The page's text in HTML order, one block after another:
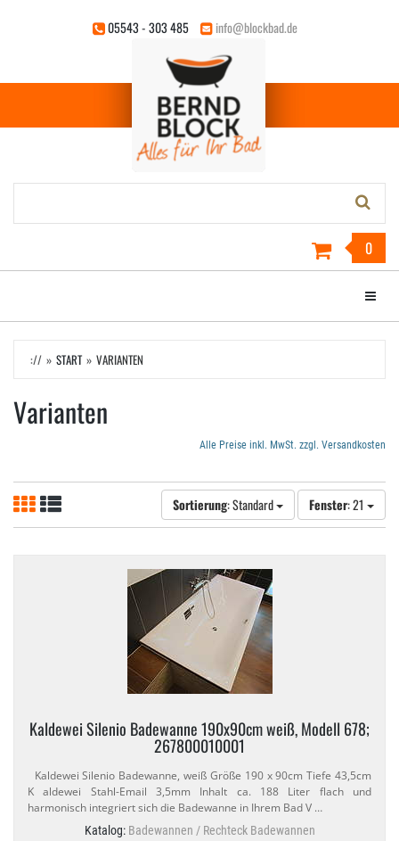
05543 - 303 485 info@blockbad.de
0
Menü
:// START VARIANTEN
Varianten
Alle Preise inkl. MwSt. zzgl. Versandkosten
Sortierung: Standard Fenster: 21
Kaldewei Silenio Badewanne 190x90cm weiß, Modell 678;
267800010001
Kaldewei Silenio Badewanne, weiß Größe 190 x 90cm Tiefe 43,​5cm
K aldewei Stahl-​Email 3,​5mm Inhalt ca. 188 Liter flach und
harmonisch integriert sich die Badewanne in Ihrem Bad V …
Katalog: Badewannen / Rechteck Badewannen